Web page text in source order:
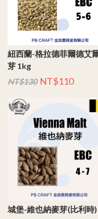
紐西蘭-格拉德菲爾德艾
芽 1kg
NT$130 NT$110
城堡-維也納麥芽(比利時)